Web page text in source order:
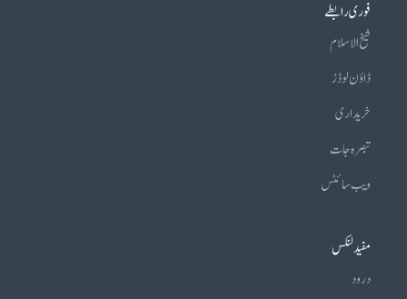
فوری رابطے
شیخ الاسلام
ڈاؤن لوڈز
خریداری
تبصرہ جات
ویب سائٹس
مفید لنکس
درود